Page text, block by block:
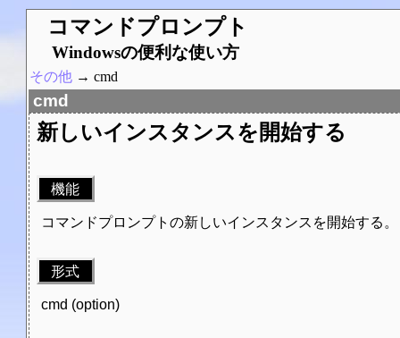
コマンドプロンプト
Windowsの便利な使い方
その他 → cmd
cmd
新しいインスタンスを開始する
機能
コマンドプロンプトの新しいインスタンスを開始する。
形式
cmd (option)